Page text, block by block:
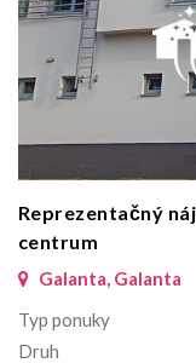
Reprezentačný
centrum
Galanta, Galanta
Typ ponuky
Druh